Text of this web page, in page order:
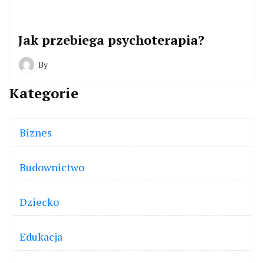
Jak przebiega psychoterapia?
By
Kategorie
Biznes
Budownictwo
Dziecko
Edukacja